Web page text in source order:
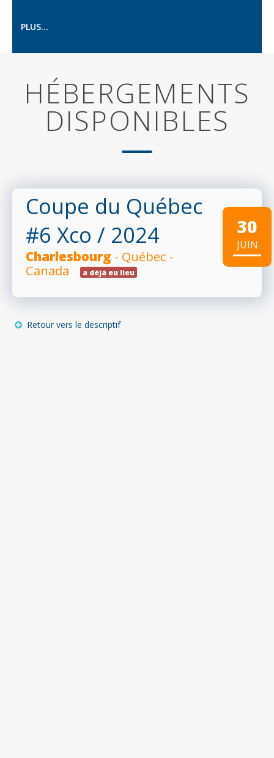
PLUS...
HÉBERGEMENTS
DISPONIBLES
Coupe du Québec
#6 Xco / 2024
Charlesbourg - Québec -
Canada
a déjà eu lieu
30
JUIN
Retour vers le descriptif